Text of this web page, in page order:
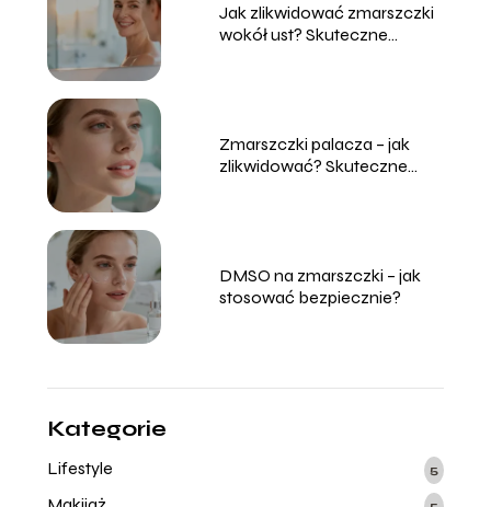
Jak zlikwidować zmarszczki
wokół ust? Skuteczne
Zmarszczki palacza – jak
zlikwidować? Skuteczne
DMSO na zmarszczki – jak
stosować bezpiecznie?
Kategorie
Lifestyle 5